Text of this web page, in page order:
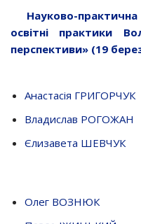
Науково-
освітні практики
перспективи» (19
Анастасія ГРИГОРЧУК
Владислав РОГОЖАН
Єлизавета ШЕВЧУК
Олег ВОЗНЮК